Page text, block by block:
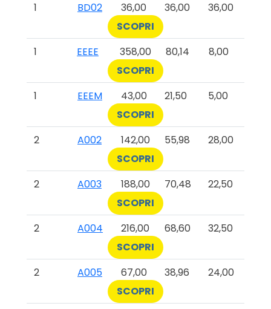
1
BD02 36,00 36,00
36,00
SCOPRI
1
EEEE 358,00 80,14
8,00
SCOPRI
1
EEEM 43,00 21,50
5,00
SCOPRI
2
A002 142,00 55,98
28,00
SCOPRI
2
A003 188,00 70,48
22,50
SCOPRI
2
A004 216,00 68,60
32,50
SCOPRI
2
A005 67,00 38,96
24,00
SCOPRI